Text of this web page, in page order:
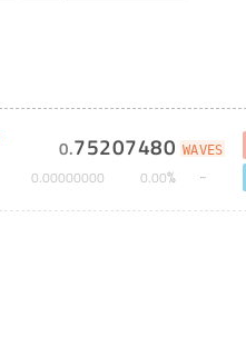
0.75207480 WAVES
0.00000000 0.00%